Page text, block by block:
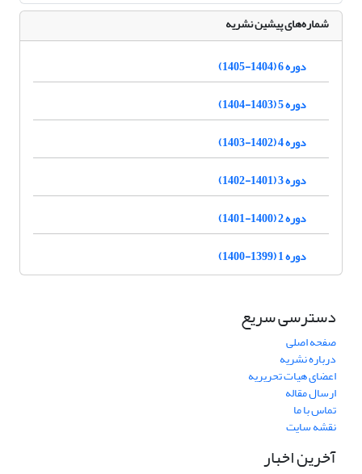
شماره‌های پیشین نشریه
دوره 6 (1404-1405)
دوره 5 (1403-1404)
دوره 4 (1402-1403)
دوره 3 (1401-1402)
دوره 2 (1400-1401)
دوره 1 (1399-1400)
دسترسی سریع
صفحه اصلی
درباره نشریه
اعضای هیات تحریریه
ارسال مقاله
تماس با ما
نقشه سایت
آخرین اخبار